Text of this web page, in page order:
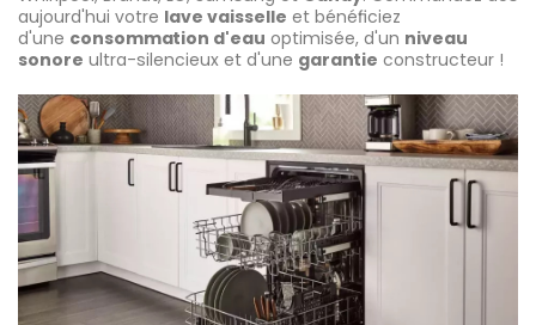
aujourd'hui votre lave vaisselle et bénéficiez
d'une consommation d'eau optimisée, d'un niveau
sonore ultra-silencieux et d'une garantie constructeur !